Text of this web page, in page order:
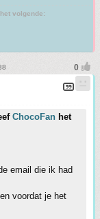
het volgende:
ChocoFan het
email die ik had
voordat je het